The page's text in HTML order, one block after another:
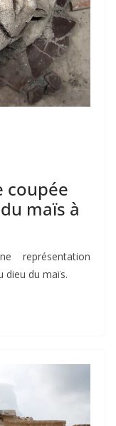
coupée
maïs à
représentation
dieu du maïs.